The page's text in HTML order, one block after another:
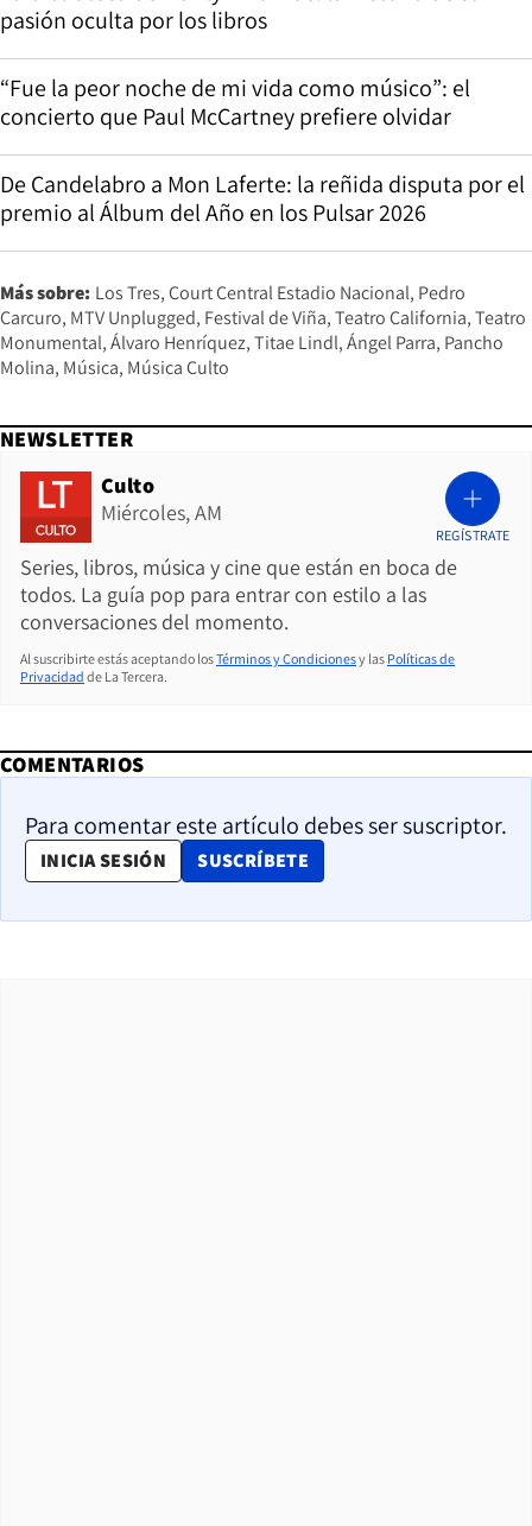
pasión oculta por los libros
“Fue la peor noche de mi vida como músico”: el
concierto que Paul McCartney prefiere olvidar
De Candelabro a Mon Laferte: la reñida disputa por el
premio al Álbum del Año en los Pulsar 2026
Más sobre: Los Tres Court Central Estadio Nacional Pedro
Carcuro MTV Unplugged Festival de Viña Teatro California Teatro
Monumental Álvaro Henríquez Titae Lindl Ángel Parra Pancho
Molina Música Música Culto
NEWSLETTER
Culto
Miércoles, AM
Series, libros, música y cine que están en boca de
todos. La guía pop para entrar con estilo a las
conversaciones del momento.
REGÍSTRATE
Al suscribirte estás aceptando losTérminos y Condicionesy las Políticas de
Privacidad de La Tercera.
COMENTARIOS
Para comentar este artículo debes ser suscriptor.
INICIA SESIÓN SUSCRÍBETE
OPENS IN NEW WINDOW